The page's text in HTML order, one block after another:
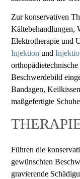
Zur konservativen
Kältebehandlungen,
Elektrotherapie und
Injektion und
Beschwerdebild
Bandagen,
maßgefertigte
Führen die
gewünschten
gravierende